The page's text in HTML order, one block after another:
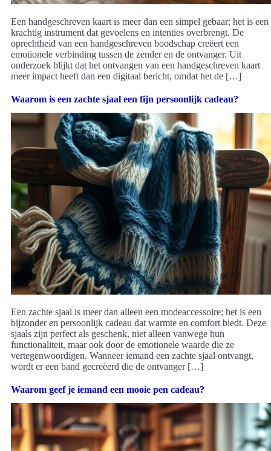
Een handgeschreven kaart is meer dan een simpel gebaar; het is een
krachtig instrument dat gevoelens en intenties overbrengt. De
oprechtheid van een handgeschreven boodschap creëert een
emotionele verbinding tussen de zender en de ontvanger. Uit
onderzoek blijkt dat het ontvangen van een handgeschreven kaart
meer impact heeft dan een digitaal bericht, omdat het de […]
Waarom is een zachte sjaal een fijn persoonlijk cadeau?
Een zachte sjaal is meer dan alleen een modeaccessoire; het is een
bijzonder en persoonlijk cadeau dat warmte en comfort biedt. Deze
sjaals zijn perfect als geschenk, niet alleen vanwege hun
functionaliteit, maar ook door de emotionele waarde die ze
vertegenwoordigen. Wanneer iemand een zachte sjaal ontvangt,
wordt er een band gecreëerd die de ontvanger […]
Waarom geef je iemand een mooie pen cadeau?